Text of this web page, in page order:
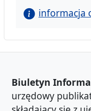
informacja
Biuletyn
urzędowy